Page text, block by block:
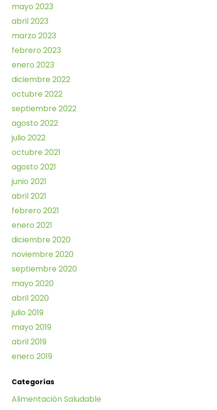
mayo 2023
abril 2023
marzo 2023
febrero 2023
enero 2023
diciembre 2022
octubre 2022
septiembre 2022
agosto 2022
julio 2022
octubre 2021
agosto 2021
junio 2021
abril 2021
febrero 2021
enero 2021
diciembre 2020
noviembre 2020
septiembre 2020
mayo 2020
abril 2020
julio 2019
mayo 2019
abril 2019
enero 2019
Categorías
Alimentación Saludable